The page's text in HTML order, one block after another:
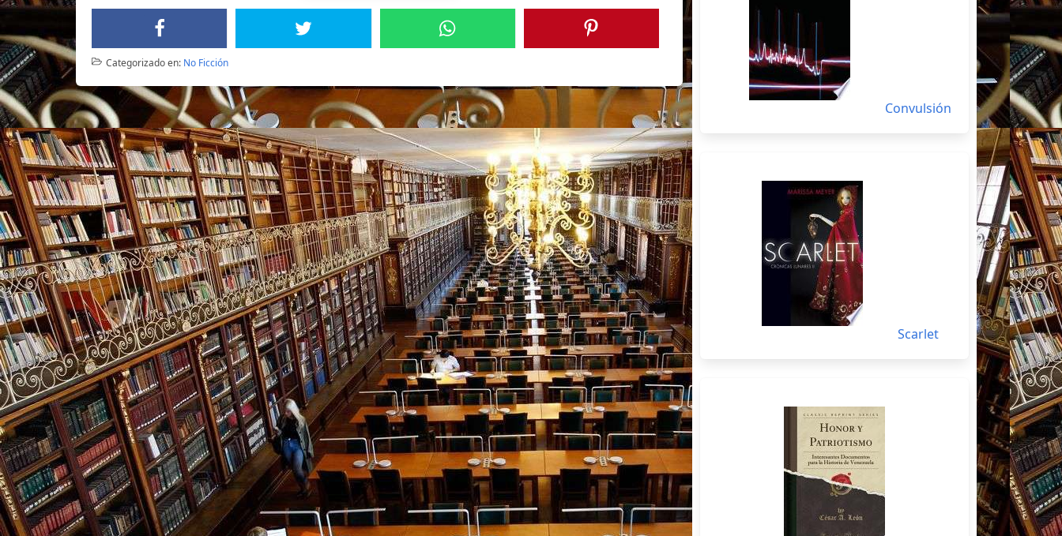
Categorizado en: No Ficción
Convulsión
Scarlet